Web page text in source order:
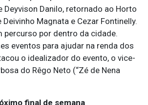
Deyvison Danilo, retornado ao Horto
Magnata e Cezar Fontinelly.
percurso por dentro da cidade.
eventos para ajudar na renda dos
o idealizador do evento, o vice-
do Rêgo Neto (“Zé de Nena
final de semana